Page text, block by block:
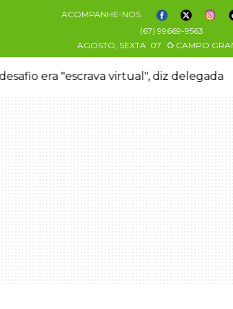
ACOMPANHE-NOS
(67) 99669-9563
AGOSTO, SEXTA 07 CAMPO
era "escrava virtual", diz delegada